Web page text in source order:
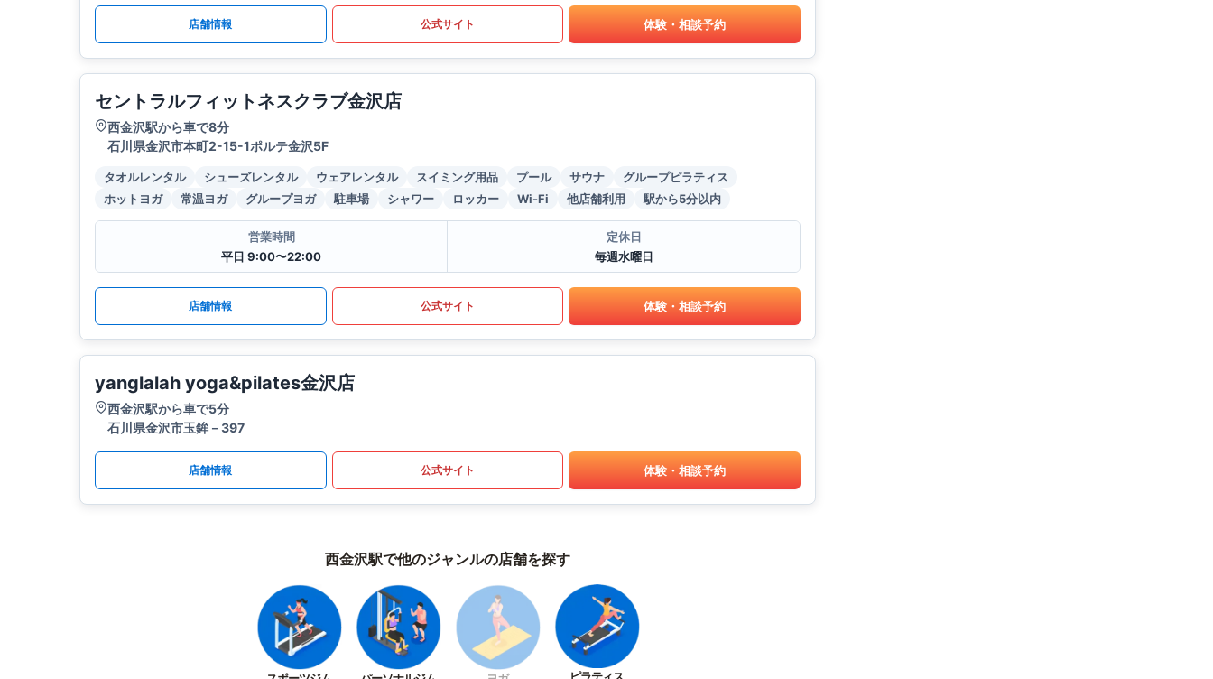
店舗情報 公式サイト 体験・相談予約
セントラルフィットネスクラブ金沢店
西金沢駅から車で8分
石川県金沢市本町2-15-1ポルテ金沢5F
タオルレンタル シューズレンタル ウェアレンタル スイミング用品 プール サウナ
グループピラティス
ホットヨガ
常温ヨガ グループヨガ 駐車場 シャワー ロッカー Wi-Fi 他店舗利用 駅から5分以内
営業時間
平日 9:00〜22:00
定休日
毎週水曜日
店舗情報 公式サイト 体験・相談予約
yanglalah yoga&pilates金沢店
西金沢駅から車で5分
石川県金沢市玉鉾－397
店舗情報 公式サイト 体験・相談予約
西金沢駅で他のジャンルの店舗を探す